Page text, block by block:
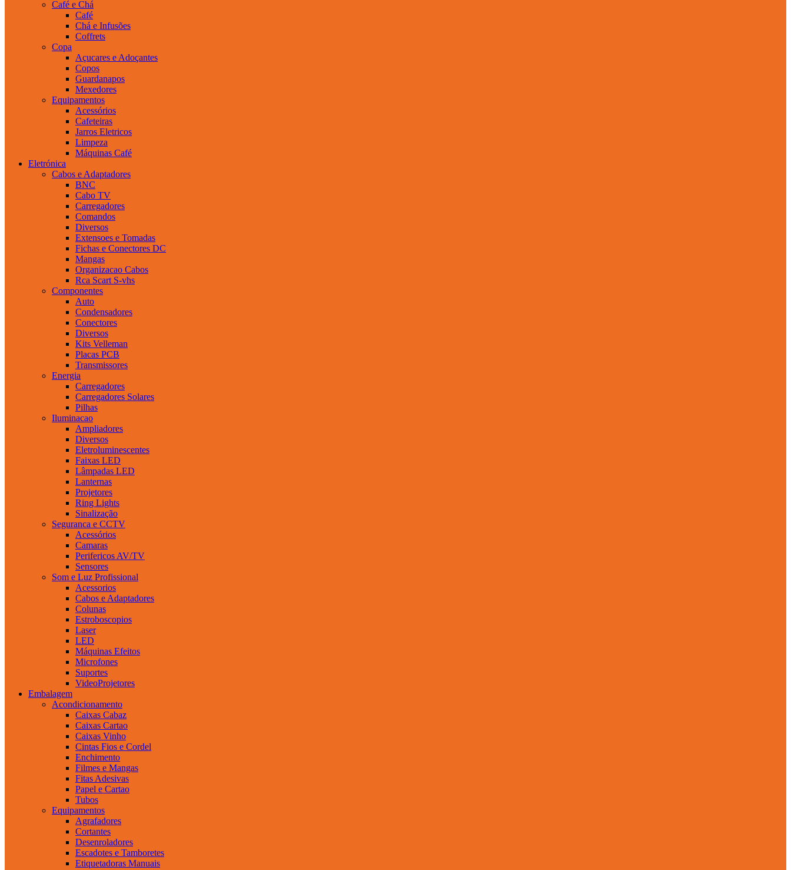
Café e Chá
Café
Chá e Infusões
Coffrets
Copa
Açucares e Adoçantes
Copos
Guardanapos
Mexedores
Equipamentos
Acessórios
Cafeteiras
Jarros Eletricos
Limpeza
Máquinas Café
Eletrónica
Cabos e Adaptadores
BNC
Cabo TV
Carregadores
Comandos
Diversos
Extensoes e Tomadas
Fichas e Conectores DC
Mangas
Organizacao Cabos
Rca Scart S-vhs
Componentes
Auto
Condensadores
Conectores
Diversos
Kits Velleman
Placas PCB
Transmissores
Energia
Carregadores
Carregadores Solares
Pilhas
Iluminacao
Ampliadores
Diversos
Eletroluminescentes
Faixas LED
Lâmpadas LED
Lanternas
Projetores
Ring Lights
Sinalização
Seguranca e CCTV
Acessórios
Camaras
Perifericos AV/TV
Sensores
Som e Luz Profissional
Acessorios
Cabos e Adaptadores
Colunas
Estroboscopios
Laser
LED
Máquinas Efeitos
Microfones
Suportes
VideoProjetores
Embalagem
Acondicionamento
Caixas Cabaz
Caixas Cartao
Caixas Vinho
Cintas Fios e Cordel
Enchimento
Filmes e Mangas
Fitas Adesivas
Papel e Cartao
Tubos
Equipamentos
Agrafadores
Cortantes
Desenroladores
Escadotes e Tamboretes
Etiquetadoras Manuais